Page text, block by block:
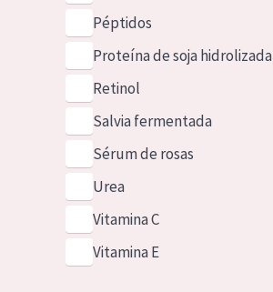
Péptidos
Proteína de soja hidrolizada
Retinol
Salvia fermentada
Sérum de rosas
Urea
Vitamina C
Vitamina E